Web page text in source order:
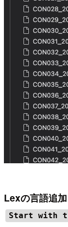
Lexの言語追
Start with